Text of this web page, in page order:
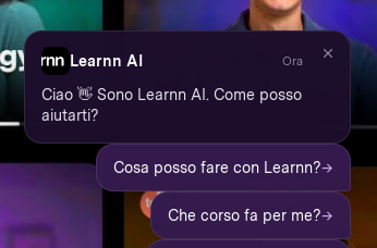
Learnn AI Ora
Ciao 👋 Sono Learnn AI. Come posso
aiutarti?
Cosa posso fare con Learnn?→
Che corso fa per me?→